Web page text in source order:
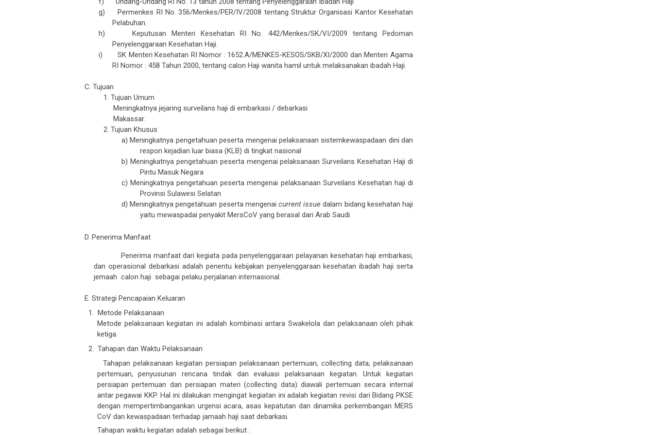
g)
Permenkes RI No. 356/Menkes/PER/IV/2008 tentang Struktur Organisasi Kantor Kesehatan
Pelabuhan.
h)
Keputusan Menteri Kesehatan RI No. 442/Menkes/SK/VI/2009 tentang Pedoman
Penyelenggaraan Kesehatan Haji.
i)
SK Menteri Kesehatan RI Nomor : 1652.A/MENKES-KESOS/SKB/XI/2000 dan Menteri Agama
RI Nomor : 458 Tahun 2000, tentang calon Haji wanita hamil untuk melaksanakan ibadah Haji.
1. Tujuan Umum
Meningkatnya jejaring surveilans haji di embarkasi / debarkasi
Makassar.
2. Tujuan Khusus
a) Meningkatnya pengetahuan peserta mengenai pelaksanaan sistemkewaspadaan dini dan
respon kejadian luar biasa (KLB) di tingkat nasional
b) Meningkatnya pengetahuan peserta mengenai pelaksanaan Surveilans Kesehatan Haji di
Pintu Masuk Negara
c) Meningkatnya pengetahuan peserta mengenai pelaksanaan Surveilans Kesehatan haji di
Provinsi Sulawesi Selatan
d) Meningkatnya pengetahuan peserta mengenai
yaitu mewaspadai penyakit MersCoV yang berasal dari Arab Saudi.
dan operasional debarkasi adalahpenentu kebijakan penyelenggaraan kesehatan ibadah haji serta
jemaah calon hajisebagai pelaku perjalanan internasional.
Metode pelaksanaan kegiatan ini adalah kombinasi antara
ketiga.
pertemuan, penyusunan rencana tindak dan evaluasi pelaksanaan kegiatan. Untuk kegiatan
persiapan pertemuan dan persiapan materi (collecting data) diawali pertemuan secara internal
antar pegawai KKP. Hal ini dilakukan mengingat kegiatan ini adalah kegiatan revisi dari Bidang PKSE
dengan mempertimbangankan urgensi acara, asas kepatutan dan dinamika perkembangan MERS
CoV dan kewaspadaan terhadap jamaah haji saat debarkasi.